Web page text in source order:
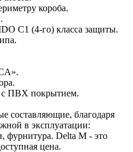
короба.
C1 (4-го) класса защиты.
ПВХ покрытием.
составляющие, благодаря
в эксплуатации:
фурнитура. Delta M - это
цена.